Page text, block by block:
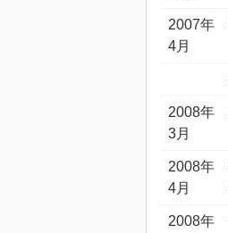
2007年
4月
2008年
3月
2008年
4月
2008年